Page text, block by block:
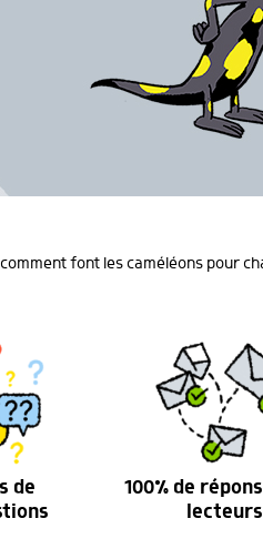
font les caméléons pour
de
100% de
lecteurs